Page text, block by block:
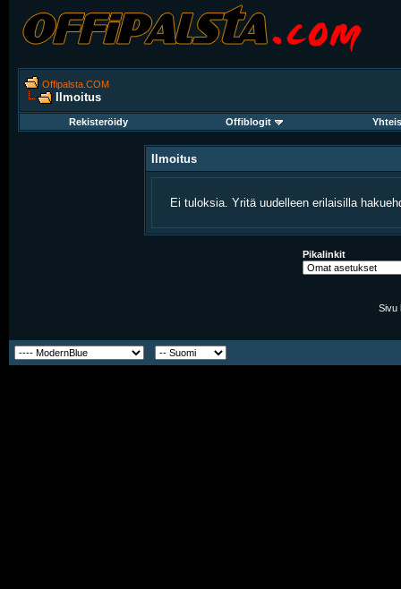
Offipalsta.COM
Ilmoitus
Rekisteröidy Offiblogit
Ilmoitus
Ei tuloksia. Yritä uudelleen erilaisilla
Pikalinkit
Sivu